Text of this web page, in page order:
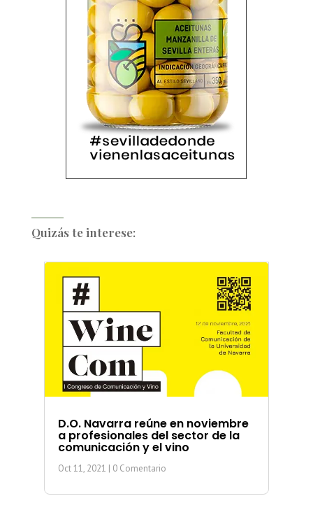
Quizás te interese:
D.O. Navarra reúne en noviembre
a profesionales del sector de la
comunicación y el vino
Oct 11, 2021 | 0 Comentario